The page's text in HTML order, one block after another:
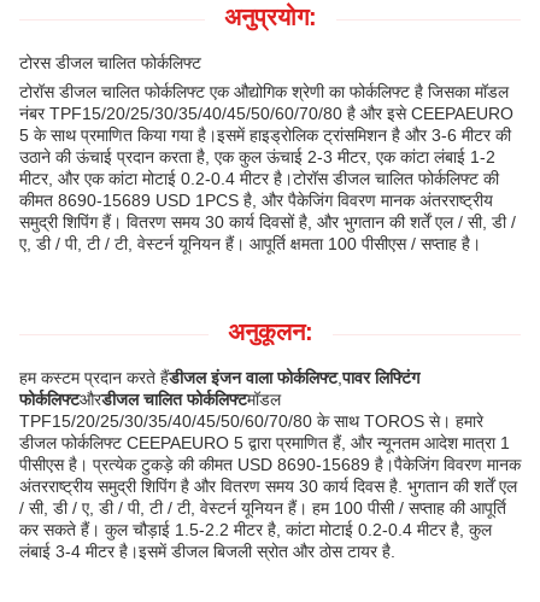
अनुप्रयोग:
टोरस डीजल चालित फोर्कलिफ्ट
टोरॉस डीजल चालित फोर्कलिफ्ट एक औद्योगिक श्रेणी का फोर्कलिफ्ट है जिसका मॉडल
नंबर TPF15/20/25/30/35/40/45/50/60/70/80 है और इसे CEEPAEURO
5 के साथ प्रमाणित किया गया है।इसमें हाइड्रोलिक ट्रांसमिशन है और 3-6 मीटर की
उठाने की ऊंचाई प्रदान करता है, एक कुल ऊंचाई 2-3 मीटर, एक कांटा लंबाई 1-2
मीटर, और एक कांटा मोटाई 0.2-0.4 मीटर है।टोरॉस डीजल चालित फोर्कलिफ्ट की
कीमत 8690-15689 USD 1PCS है, और पैकेजिंग विवरण मानक अंतरराष्ट्रीय
समुद्री शिपिंग हैं। वितरण समय 30 कार्य दिवसों है, और भुगतान की शर्तें एल / सी, डी /
ए, डी / पी, टी / टी, वेस्टर्न यूनियन हैं। आपूर्ति क्षमता 100 पीसीएस / सप्ताह है।
अनुकूलन:
हम कस्टम प्रदान करते हैंडीजल इंजन वाला फोर्कलिफ्ट,पावर लिफ्टिंग
फोर्कलिफ्टऔरडीजल चालित फोर्कलिफ्टमॉडल
TPF15/20/25/30/35/40/45/50/60/70/80 के साथ TOROS से। हमारे
डीजल फोर्कलिफ्ट CEEPAEURO 5 द्वारा प्रमाणित हैं, और न्यूनतम आदेश मात्रा 1
पीसीएस है। प्रत्येक टुकड़े की कीमत USD 8690-15689 है।पैकेजिंग विवरण मानक
अंतरराष्ट्रीय समुद्री शिपिंग है और वितरण समय 30 कार्य दिवस है. भुगतान की शर्तें एल
/ सी, डी / ए, डी / पी, टी / टी, वेस्टर्न यूनियन हैं। हम 100 पीसी / सप्ताह की आपूर्ति
कर सकते हैं। कुल चौड़ाई 1.5-2.2 मीटर है, कांटा मोटाई 0.2-0.4 मीटर है, कुल
लंबाई 3-4 मीटर है।इसमें डीजल बिजली स्रोत और ठोस टायर है.